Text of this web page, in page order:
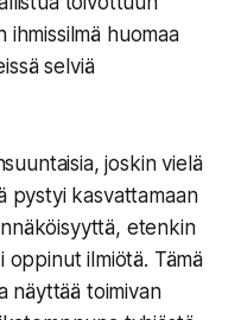
huomaa
selviä
joskin vielä
pystyi kasvattamaan
etenkin
oppinut ilmiötä. Tämä
näyttää toimivan